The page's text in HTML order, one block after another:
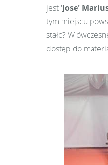
jest 'Jose'
tym miejscu
stało? W
dostęp do